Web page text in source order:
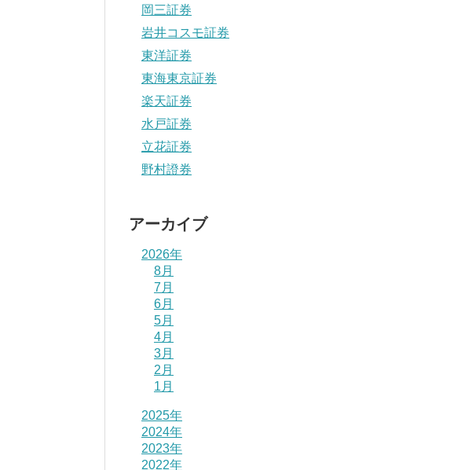
岡三証券
岩井コスモ証券
東洋証券
東海東京証券
楽天証券
水戸証券
立花証券
野村證券
アーカイブ
2026年
8月
7月
6月
5月
4月
3月
2月
1月
2025年
2024年
2023年
2022年